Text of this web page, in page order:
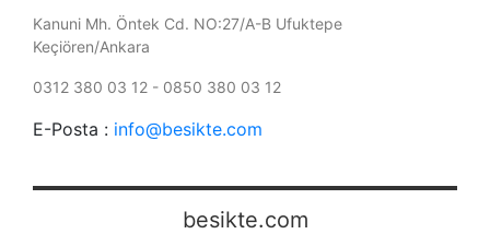
Kanuni Mh. Öntek Cd. NO:27/A-B Ufuktepe
Keçiören/Ankara
0312 380 03 12 - 0850 380 03 12
E-Posta : info@besikte.com
besikte.com